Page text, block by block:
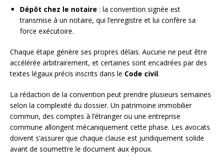
Dépôt chez le notaire : la convention signée est
transmise à un notaire, qui l’enregistre et lui confère sa
force exécutoire.
Chaque étape génère ses propres délais. Aucune ne peut être
accélérée arbitrairement, et certaines sont encadrées par des
textes légaux précis inscrits dans le Code civil.
La rédaction de la convention peut prendre plusieurs semaines
selon la complexité du dossier. Un patrimoine immobilier
commun, des comptes à l’étranger ou une entreprise
commune allongent mécaniquement cette phase. Les avocats
doivent s’assurer que chaque clause est juridiquement solide
avant de soumettre le document aux époux.